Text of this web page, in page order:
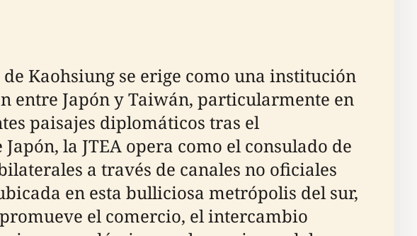
Kaohsiung se erige como una institución
Japón y Taiwán, particularmente en
paisajes diplomáticos tras el
la JTEA opera como el consulado de
a través de canales no oficiales
en esta bulliciosa metrópolis del sur,
el comercio, el intercambio